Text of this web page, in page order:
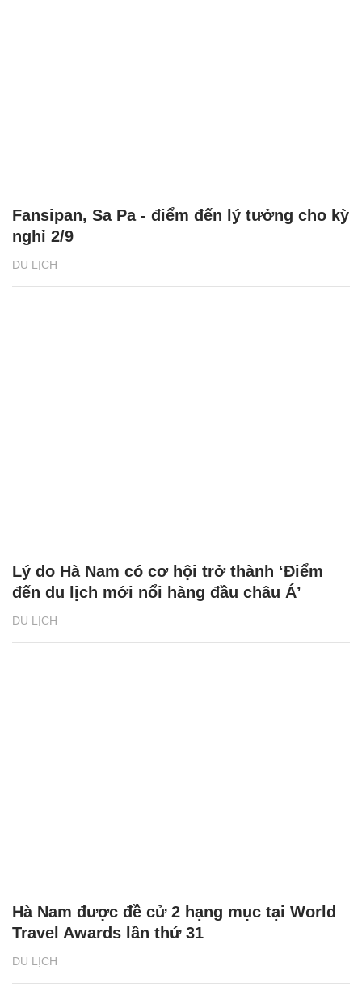
DU LỊCH
Fansipan, Sa Pa - điểm đến lý tưởng cho kỳ
nghỉ 2/9
DU LỊCH
Lý do Hà Nam có cơ hội trở thành ‘Điểm
đến du lịch mới nổi hàng đầu châu Á’
DU LỊCH
Hà Nam được đề cử 2 hạng mục tại World
Travel Awards lần thứ 31